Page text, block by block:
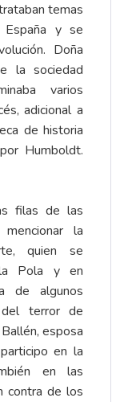
temas
y se
Doña
la sociedad
varios
adicional a
de historia
Humboldt.
filas de las
la
quien se
Pola y en
de algunos
del terror de
esposa
en la
en las
contra de los